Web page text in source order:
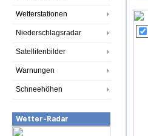
Wetterstationen
Niederschlagsradar
Satellitenbilder
Warnungen
Schneehöhen
Wetter-Radar